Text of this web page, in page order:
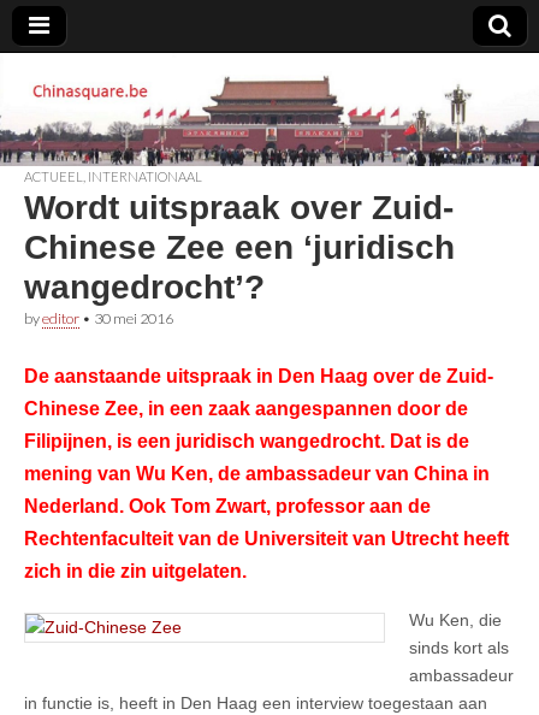
Chinasquare.be
ACTUEEL INTERNATIONAAL
Wordt uitspraak over Zuid-
Chinese Zee een ‘juridisch
wangedrocht’?
byeditor • 30 mei 2016
De aanstaande uitspraak in Den Haag over de Zuid-
Chinese Zee, in een zaak aangespannen door de
Filipijnen, is een juridisch wangedrocht. Dat is de
mening van Wu Ken, de ambassadeur van China in
Nederland. Ook Tom Zwart, professor aan de
Rechtenfaculteit van de Universiteit van Utrecht heeft
zich in die zin uitgelaten.
Wu Ken, die
sinds kort als
ambassadeur
in functie is, heeft in Den Haag een interview toegestaan aan